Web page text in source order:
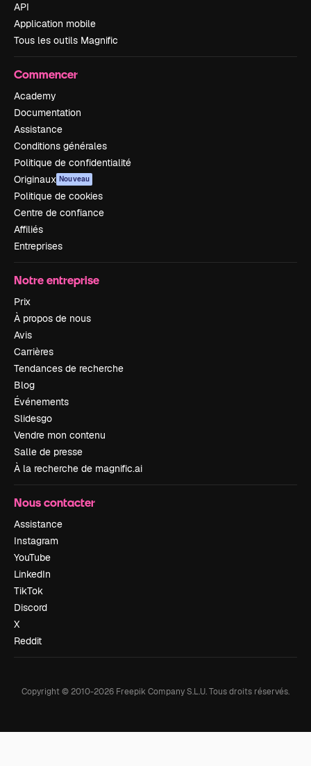
API
Application mobile
Tous les outils Magnific
Commencer
Academy
Documentation
Assistance
Conditions générales
Politique de confidentialité
Originaux Nouveau
Politique de cookies
Centre de confiance
Affiliés
Entreprises
Notre entreprise
Prix
À propos de nous
Avis
Carrières
Tendances de recherche
Blog
Événements
Slidesgo
Vendre mon contenu
Salle de presse
À la recherche de magnific.ai
Nous contacter
Assistance
Instagram
YouTube
LinkedIn
TikTok
Discord
X
Reddit
Copyright © 2010-2026 Freepik Company S.L.U.Tous droits réservés.